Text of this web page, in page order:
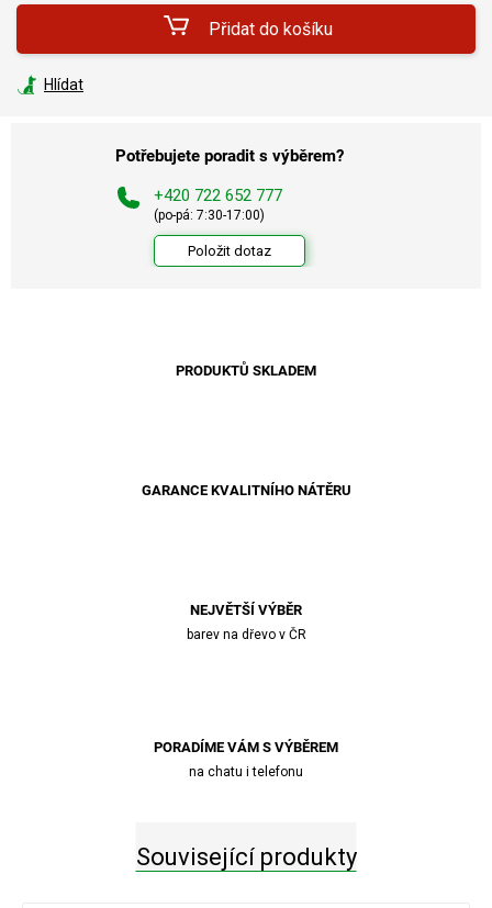
Přidat do košíku
Hlídat
Potřebujete poradit s výběrem?
+420 722 652 777
(po-pá: 7:30-17:00)
Položit dotaz
PRODUKTŮ SKLADEM
GARANCE KVALITNÍHO NÁTĚRU
NEJVĚTŠÍ VÝBĚR
barev na dřevo v ČR
PORADÍME VÁM S VÝBĚREM
na chatu i telefonu
Související produkty